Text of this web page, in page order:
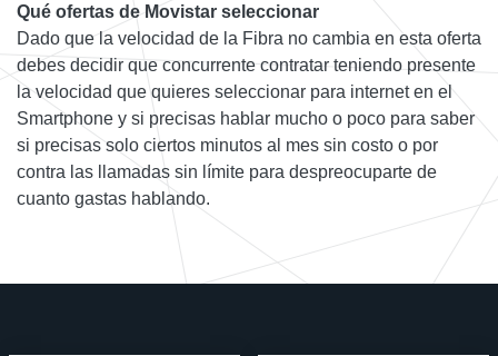
Qué ofertas de Movistar seleccionar
Dado que la velocidad de la Fibra no cambia en esta oferta
debes decidir que concurrente contratar teniendo presente
la velocidad que quieres seleccionar para internet en el
Smartphone y si precisas hablar mucho o poco para saber
si precisas solo ciertos minutos al mes sin costo o por
contra las llamadas sin límite para despreocuparte de
cuanto gastas hablando.